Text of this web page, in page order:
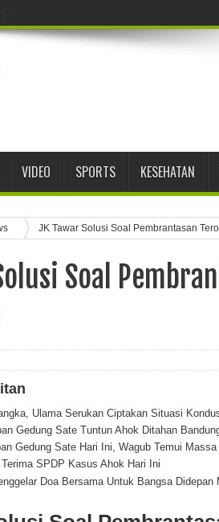
VIDEO SPORTS KESEHATAN
JK Tawar Solusi Soal Pembrantasan
Soal
Ulama Serukan Ciptakan Situasi
Gedung Sate Tuntun Ahok Ditahan
Gedung Sate Hari Ini, Wagub Temui Massa
SPDP Kasus Ahok Hari Ini
Doa Bersama Untuk Bangsa Didepan